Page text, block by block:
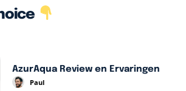
AzurAqua Review en Ervaringen
Paul